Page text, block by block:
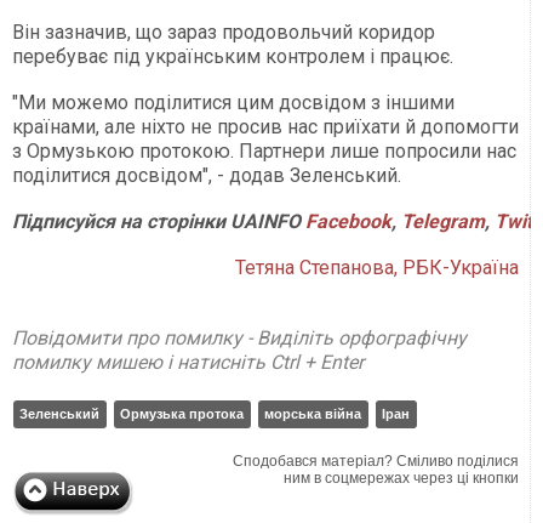
Він зазначив, що зараз продовольчий коридор
перебуває під українським контролем і працює.
"Ми можемо поділитися цим досвідом з іншими
країнами, але ніхто не просив нас приїхати й допомогти
з Ормузькою протокою. Партнери лише попросили нас
поділитися досвідом", - додав Зеленський.
ПідписуйсянасторінкиUAINFO Facebook, Telegram,
Тетяна Степанова, РБК-Україна
Повідомити про помилку - Виділіть орфографічну
помилку мишею і натисніть Ctrl + Enter
Зеленський Ормузька протока морська війна Іран
Сподобався матеріал? Сміливо поділися
ним в соцмережах через ці кнопки